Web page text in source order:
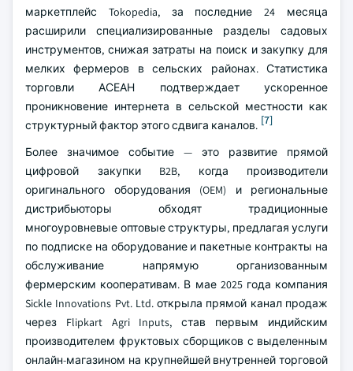
маркетплейс Tokopedia, за последние 24 месяца
расширили специализированные разделы садовых
инструментов, снижая затраты на поиск и закупку для
мелких фермеров в сельских районах. Статистика
торговли АСЕАН подтверждает ускоренное
проникновение интернета в сельской местности как
структурный фактор этого сдвига каналов. [7]
Более значимое событие — это развитие прямой
цифровой закупки B2B, когда производители
оригинального оборудования (OEM) и региональные
дистрибьюторы обходят традиционные
многоуровневые оптовые структуры, предлагая услуги
по подписке на оборудование и пакетные контракты на
обслуживание напрямую организованным
фермерским кооперативам. В мае 2025 года компания
Sickle Innovations Pvt. Ltd. открыла прямой канал продаж
через Flipkart Agri Inputs, став первым индийским
производителем фруктовых сборщиков с выделенным
онлайн-магазином на крупнейшей внутренней торговой